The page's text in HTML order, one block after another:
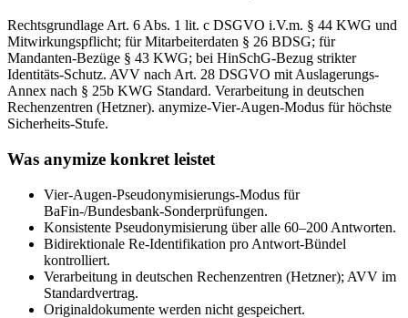
Rechtsgrundlage Art. 6 Abs. 1 lit. c DSGVO i.V.m. § 44 KWG und
Mitwirkungspflicht; für Mitarbeiterdaten § 26 BDSG; für
Mandanten-Bezüge § 43 KWG; bei HinSchG-Bezug strikter
Identitäts-Schutz. AVV nach Art. 28 DSGVO mit Auslagerungs-
Annex nach § 25b KWG Standard. Verarbeitung in deutschen
Rechenzentren (Hetzner). anymize-Vier-Augen-Modus für höchste
Sicherheits-Stufe.
Was anymize konkret leistet
Vier-Augen-Pseudonymisierungs-Modus für
BaFin-/Bundesbank-Sonderprüfungen.
Konsistente Pseudonymisierung über alle 60–200 Antworten.
Bidirektionale Re-Identifikation pro Antwort-Bündel
kontrolliert.
Verarbeitung in deutschen Rechenzentren (Hetzner); AVV im
Standardvertrag.
Originaldokumente werden nicht gespeichert.